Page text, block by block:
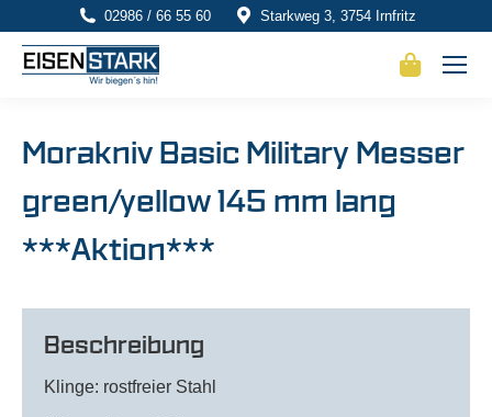
02986 / 66 55 60 Starkweg 3, 3754 Irnfritz
Morakniv Basic Military Messer
green/yellow 145 mm lang
***Aktion***
Beschreibung
Klinge: rostfreier Stahl